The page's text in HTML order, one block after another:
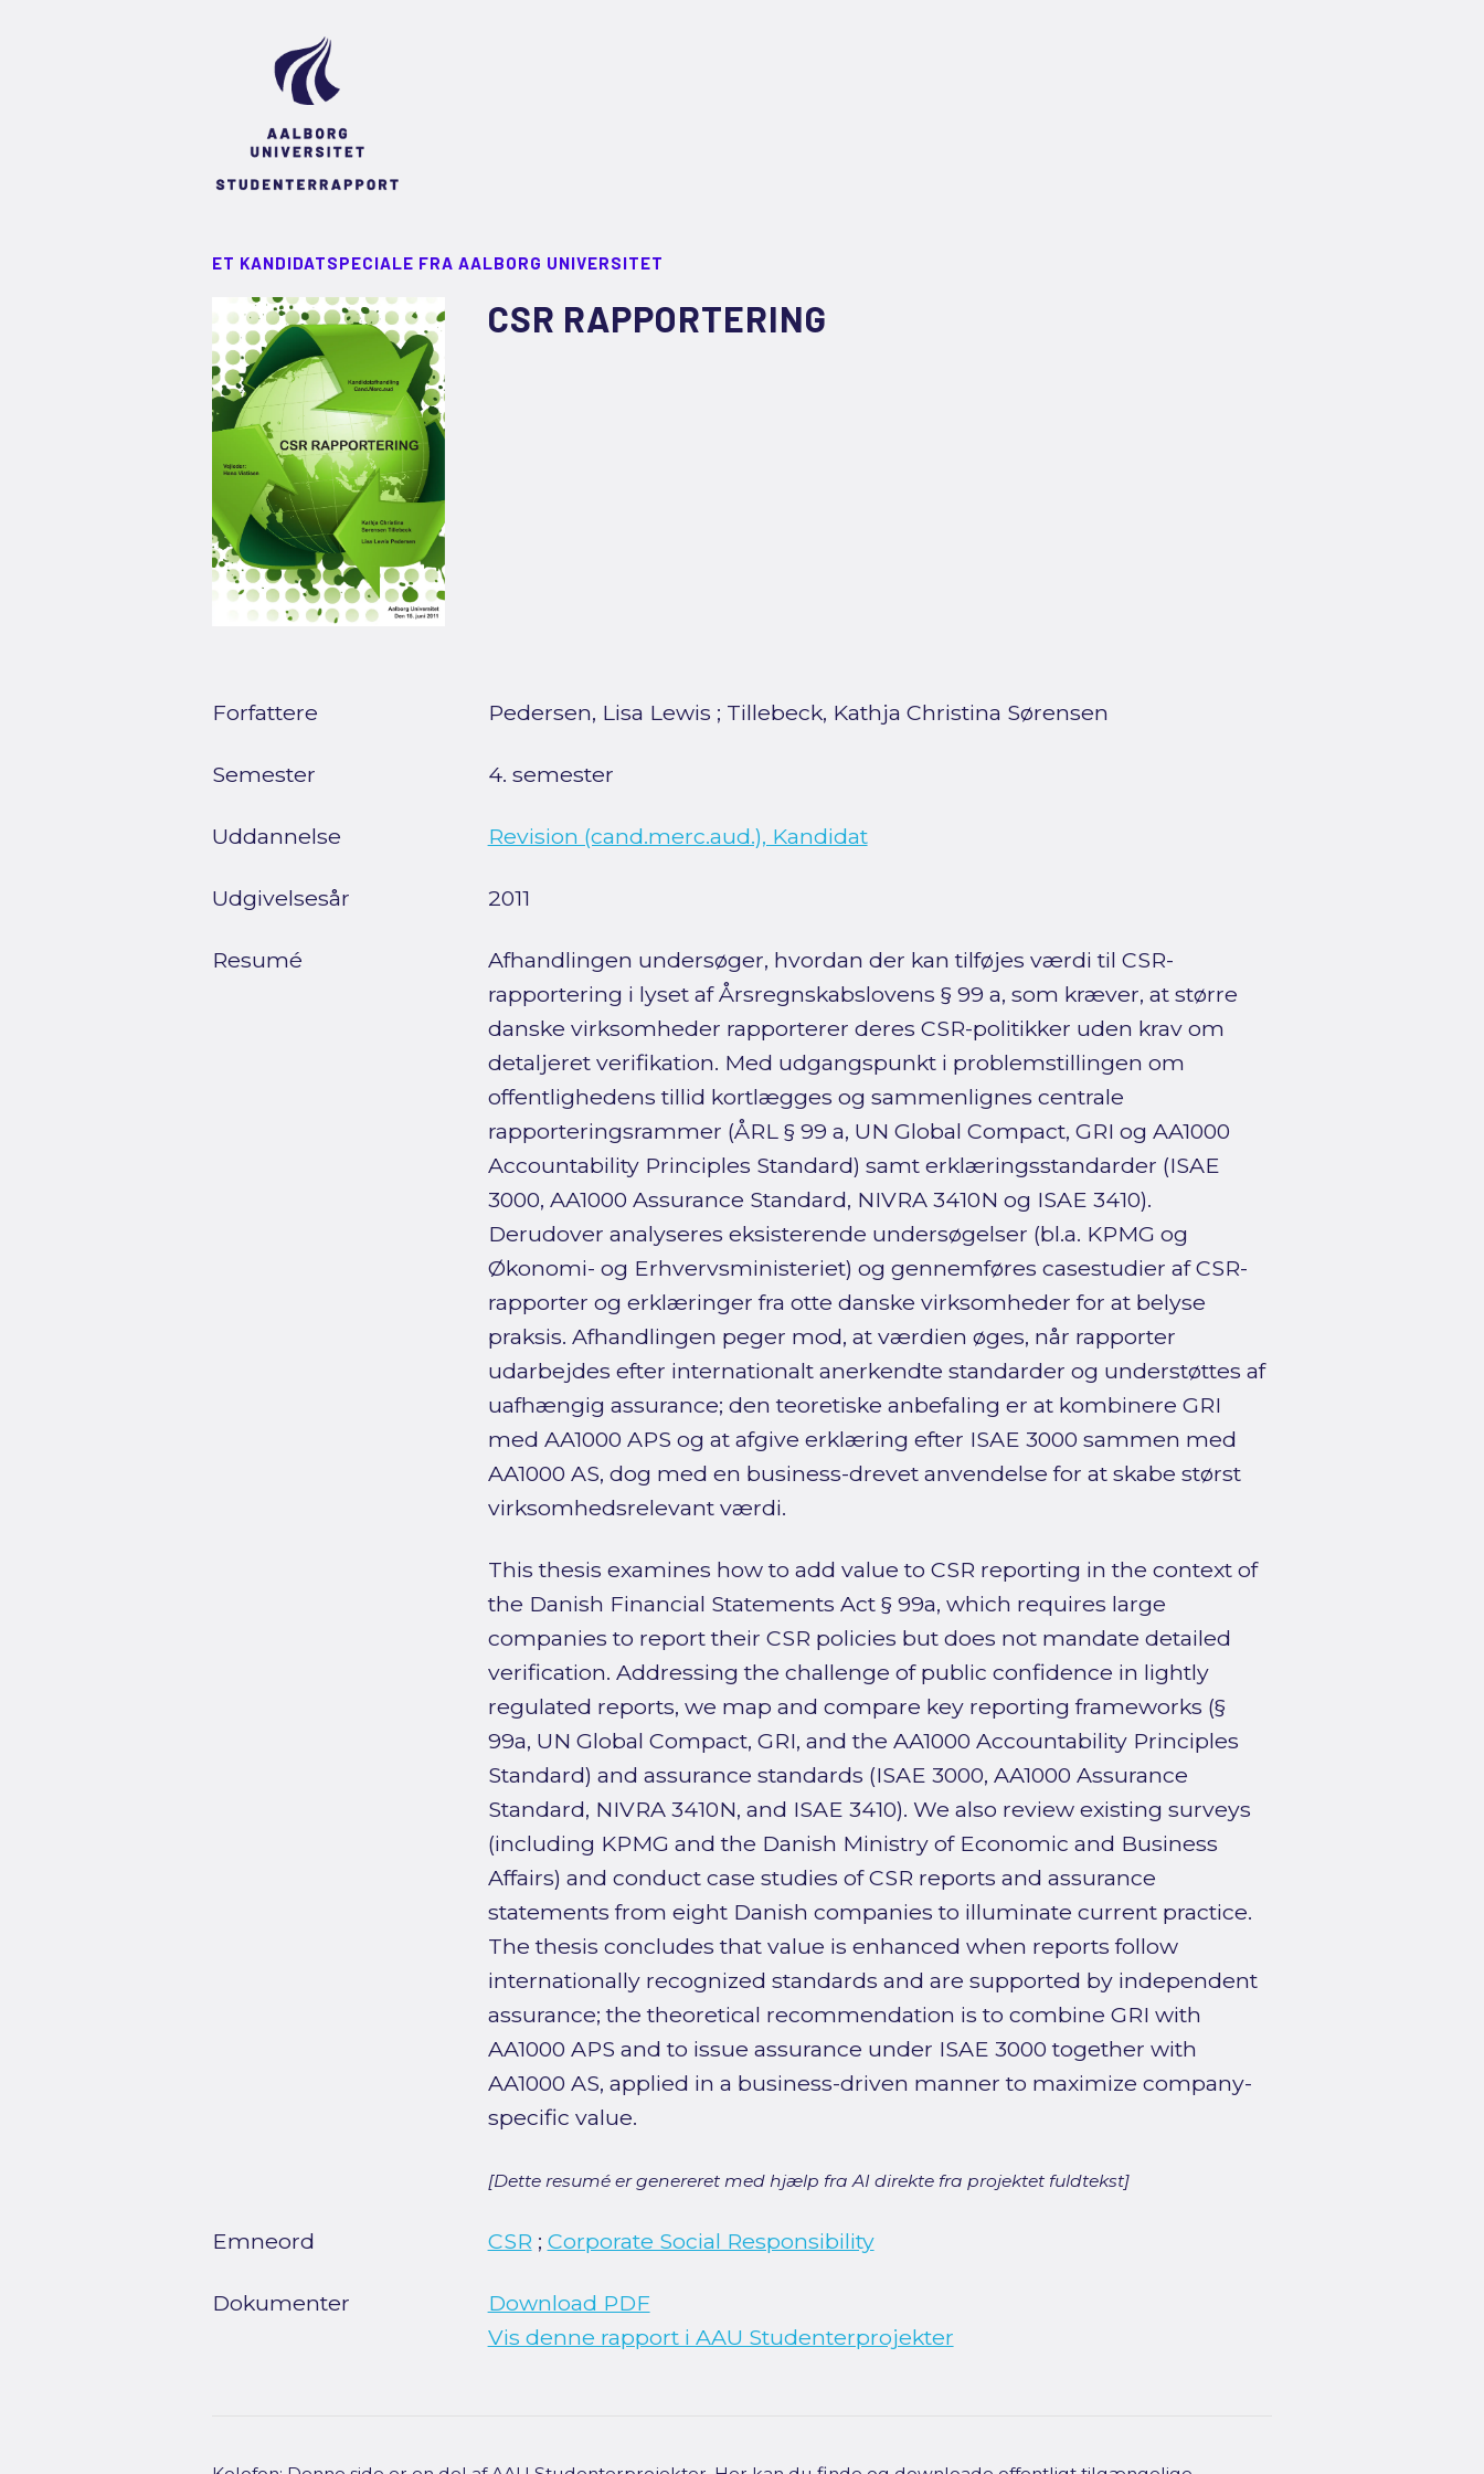
ET KANDIDATSPECIALE FRA AALBORG UNIVERSITET
CSR RAPPORTERING
Forfattere Pedersen, Lisa Lewis ; Tillebeck, Kathja Christina Sørensen
Semester 4. semester
Uddannelse Revision (cand.merc.aud.), Kandidat
Udgivelsesår 2011
Resumé
Afhandlingen undersøger, hvordan der kan tilføjes værdi til CSR-
rapportering i lyset af Årsregnskabslovens § 99 a, som kræver, at større
danske virksomheder rapporterer deres CSR-politikker uden krav om
detaljeret verifikation. Med udgangspunkt i problemstillingen om
offentlighedens tillid kortlægges og sammenlignes centrale
rapporteringsrammer (ÅRL § 99 a, UN Global Compact, GRI og AA1000
Accountability Principles Standard) samt erklæringsstandarder (ISAE
3000, AA1000 Assurance Standard, NIVRA 3410N og ISAE 3410).
Derudover analyseres eksisterende undersøgelser (bl.a. KPMG og
Økonomi- og Erhvervsministeriet) og gennemføres casestudier af CSR-
rapporter og erklæringer fra otte danske virksomheder for at belyse
praksis. Afhandlingen peger mod, at værdien øges, når rapporter
udarbejdes efter internationalt anerkendte standarder og understøttes af
uafhængig assurance; den teoretiske anbefaling er at kombinere GRI
med AA1000 APS og at afgive erklæring efter ISAE 3000 sammen med
AA1000 AS, dog med en business-drevet anvendelse for at skabe størst
virksomhedsrelevant værdi.
This thesis examines how to add value to CSR reporting in the context of
the Danish Financial Statements Act § 99a, which requires large
companies to report their CSR policies but does not mandate detailed
verification. Addressing the challenge of public confidence in lightly
regulated reports, we map and compare key reporting frameworks (§
99a, UN Global Compact, GRI, and the AA1000 Accountability Principles
Standard) and assurance standards (ISAE 3000, AA1000 Assurance
Standard, NIVRA 3410N, and ISAE 3410). We also review existing surveys
(including KPMG and the Danish Ministry of Economic and Business
Affairs) and conduct case studies of CSR reports and assurance
statements from eight Danish companies to illuminate current practice.
The thesis concludes that value is enhanced when reports follow
internationally recognized standards and are supported by independent
assurance; the theoretical recommendation is to combine GRI with
AA1000 APS and to issue assurance under ISAE 3000 together with
AA1000 AS, applied in a business-driven manner to maximize company-
specific value.
[Dette resumé er genereret med hjælp fra AI direkte fra projektet fuldtekst]
Emneord CSR ; Corporate Social Responsibility
Dokumenter
Download PDF
Vis denne rapport i AAU Studenterprojekter